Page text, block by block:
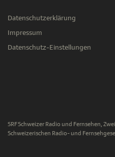
Datenschutzerklärung
Impressum
Datenschutz-Einstellungen
SRF Schweizer Radio und Fernsehen,
Schweizerischen Radio- und